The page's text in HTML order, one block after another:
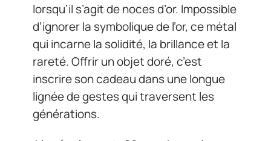
lorsqu’il s’agit de noces d’or. Impossible
d’ignorer la symbolique de l’or, ce métal
qui incarne la solidité, la brillance et la
rareté. Offrir un objet doré, c’est
inscrire son cadeau dans une longue
lignée de gestes qui traversent les
générations.